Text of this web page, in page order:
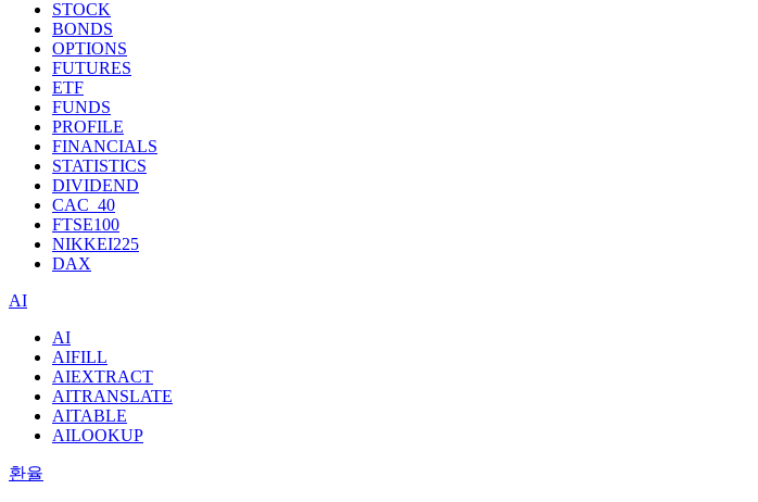
STOCK
BONDS
OPTIONS
FUTURES
ETF
FUNDS
PROFILE
FINANCIALS
STATISTICS
DIVIDEND
CAC_40
FTSE100
NIKKEI225
DAX
AI
AI
AIFILL
AIEXTRACT
AITRANSLATE
AITABLE
AILOOKUP
환율